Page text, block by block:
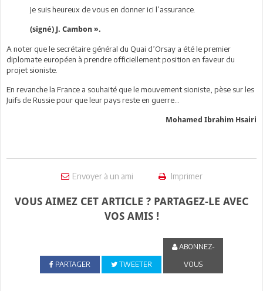
Je suis heureux de vous en donner ici l’assurance.
(signé) J. Cambon ».
A noter que le secrétaire général du Quai d’Orsay a été le premier
diplomate européen à prendre officiellement position en faveur du
projet sioniste.
En revanche la France a souhaité que le mouvement sioniste, pèse sur les
Juifs de Russie pour que leur pays reste en guerre…
Mohamed Ibrahim Hsairi
Envoyer à un ami Imprimer
VOUS AIMEZ CET ARTICLE ? PARTAGEZ-LE AVEC
VOS AMIS !
PARTAGER TWEETER
ABONNEZ-
VOUS